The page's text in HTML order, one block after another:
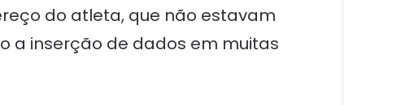
do atleta, que não estavam
a inserção de dados em muitas